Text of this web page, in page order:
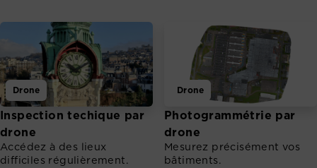
Drone
Inspection techique par
drone
Accédez à des lieux
difficiles régulièrement.
Drone
Photogrammétrie par
drone
Mesurez précisément vos
bâtiments.